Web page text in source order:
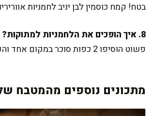
בטח! קמח כוסמין לבן יניב לחמניות
8. איך הופכים את הלחמניות למתוקות?
פשוט הוסיפו 2 כפות סוכר במקום אחד והפחיתו את המלח לחצי כפית. זה מושלם ללחמניות מתוקות עם מעט חמאה.
מתכונים נוספים מהמטבח